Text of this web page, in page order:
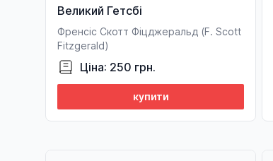
Великий Гетсбі
Френсіс Скотт Фіцджеральд (F. Sсott
Fitzgerald)
Ціна: 250 грн.
купити